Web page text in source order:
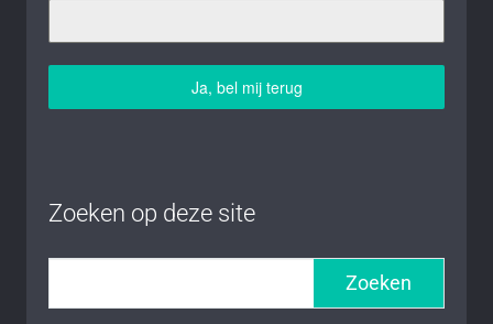
Ja, bel mij terug
Zoeken op deze site
Zoeken